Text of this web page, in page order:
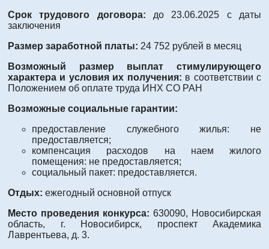
Срок трудового договора: до 23.06.2025 с даты
заключения
Размер заработной платы: 24 752 рублей в месяц
Возможный размер выплат стимулирующего
характера и условия их получения: в соответствии с
Положением об оплате труда ИНХ СО РАН
Возможные социальные гарантии:
предоставление служебного жилья: не
предоставляется;
компенсация расходов на наем жилого
помещения: не предоставляется;
социальный пакет: предоставляется.
Отдых: ежегодный основной отпуск
Место проведения конкурса: 630090, Новосибирская
область, г. Новосибирск, проспект Академика
Лаврентьева, д. 3.